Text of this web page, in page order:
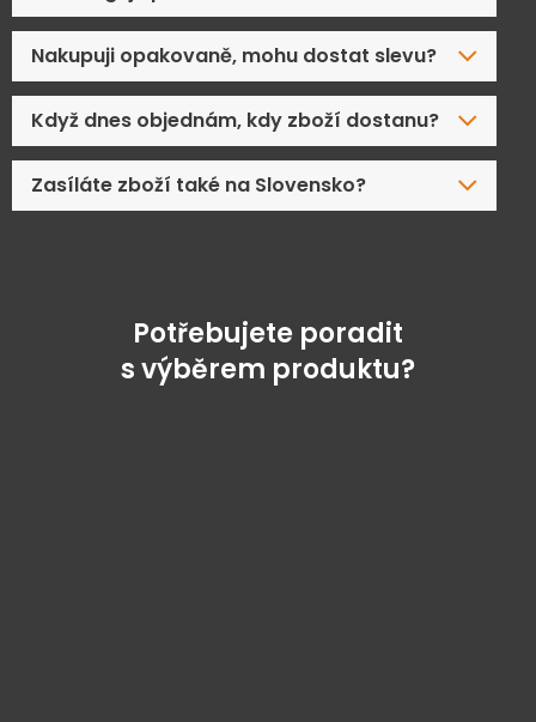
Nakupuji opakovaně, mohu dostat slevu?
Když dnes objednám, kdy zboží dostanu?
Zasíláte zboží také na Slovensko?
Potřebujete poradit
s výběrem produktu?